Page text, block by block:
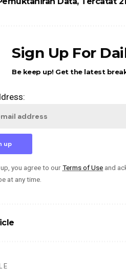
Sign Up For
Be keep up! Get the latest
you agree to ourTerms of Use and
at any time.